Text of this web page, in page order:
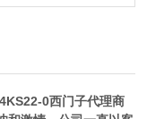
0西门子代理商